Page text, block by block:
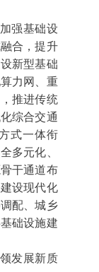
强基础设
合，提升
新型基础
力网、重
推进传统
综合交通
式一体衔
多元化、
干通道布
设现代化
配、城乡
础设施建
发展新质